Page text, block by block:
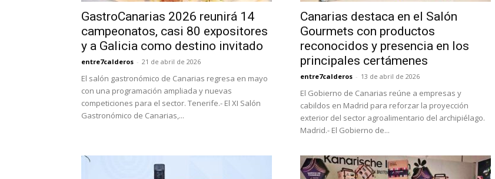
GastroCanarias 2026 reunirá 14
campeonatos, casi 80 expositores
y a Galicia como destino invitado
entre7calderos - 21 de abril de 2026
El salón gastronómico de Canarias regresa en mayo
con una programación ampliada y nuevas
competiciones para el sector. Tenerife.- El XI Salón
Gastronómico de Canarias,...
Canarias destaca en el Salón
Gourmets con productos
reconocidos y presencia en los
principales certámenes
entre7calderos - 13 de abril de 2026
El Gobierno de Canarias reúne a empresas y
cabildos en Madrid para reforzar la proyección
exterior del sector agroalimentario del archipiélago.
Madrid.- El Gobierno de...